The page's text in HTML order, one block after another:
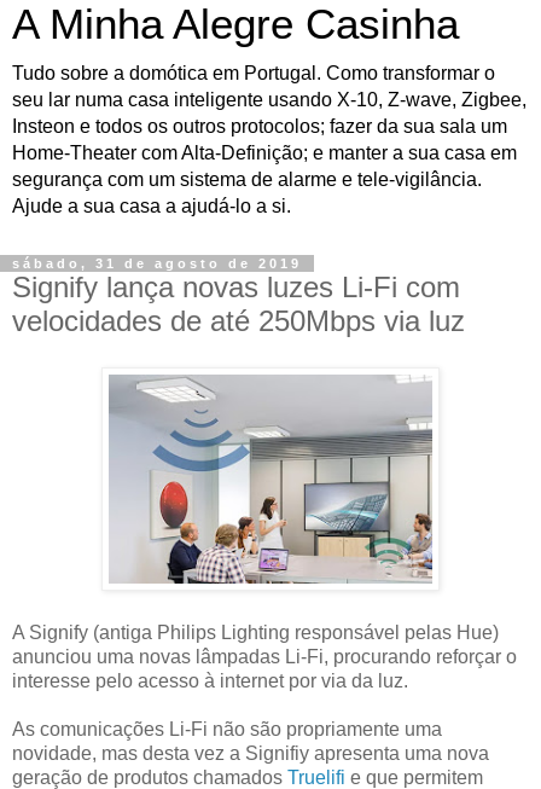
A Minha Alegre Casinha
Tudo sobre a domótica em Portugal. Como transformar o
seu lar numa casa inteligente usando X-10, Z-wave, Zigbee,
Insteon e todos os outros protocolos; fazer da sua sala um
Home-Theater com Alta-Definição; e manter a sua casa em
segurança com um sistema de alarme e tele-vigilância.
Ajude a sua casa a ajudá-lo a si.
sábado, 31 de agosto de 2019
Signify lança novas luzes Li-Fi com
velocidades de até 250Mbps via luz
A Signify (antiga Philips Lighting responsável pelas Hue)
anunciou uma novas lâmpadas Li-Fi, procurando reforçar o
interesse pelo acesso à internet por via da luz.
As comunicações Li-Fi não são propriamente uma
novidade, mas desta vez a Signifiy apresenta uma nova
geração de produtos chamados Truelifi e que permitem